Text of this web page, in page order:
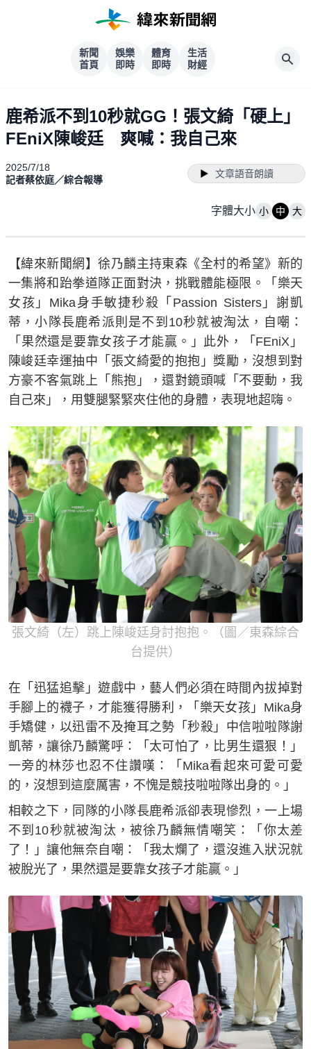
新聞
首頁
娛樂
即時
體育
即時
生活
財經
鹿希派不到10秒就GG！張文綺「硬上」
FEniX陳峻廷 爽喊：我自己來
2025/7/18
記者蔡依庭／綜合報導
文章語音朗讀
字體大小 小 中 大
【緯來新聞網】徐乃麟主持東森《全村的希望》新的
一集將和跆拳道隊正面對決，挑戰體能極限。「樂天
女孩」Mika身手敏捷秒殺「Passion Sisters」謝凱
蒂，小隊長鹿希派則是不到10秒就被淘汰，自嘲：
「果然還是要靠女孩子才能贏。」此外，「FEniX」
陳峻廷幸運抽中「張文綺愛的抱抱」獎勵，沒想到對
方豪不客氣跳上「熊抱」，還對鏡頭喊「不要動，我
自己來」，用雙腿緊緊夾住他的身體，表現地超嗨。
張文綺（左）跳上陳峻廷身討抱抱。（圖／東森綜合
台提供）
在「迅猛追擊」遊戲中，藝人們必須在時間內拔掉對
手腳上的襪子，才能獲得勝利，「樂天女孩」Mika身
手矯健，以迅雷不及掩耳之勢「秒殺」中信啦啦隊謝
凱蒂，讓徐乃麟驚呼：「太可怕了，比男生還狠！」
一旁的林莎也忍不住讚嘆：「Mika看起來可愛可愛
的，沒想到這麼厲害，不愧是競技啦啦隊出身的。」
相較之下，同隊的小隊長鹿希派卻表現慘烈，一上場
不到10秒就被淘汰，被徐乃麟無情嘲笑：「你太差
了！」讓他無奈自嘲：「我太爛了，還沒進入狀況就
被脫光了，果然還是要靠女孩子才能贏。」